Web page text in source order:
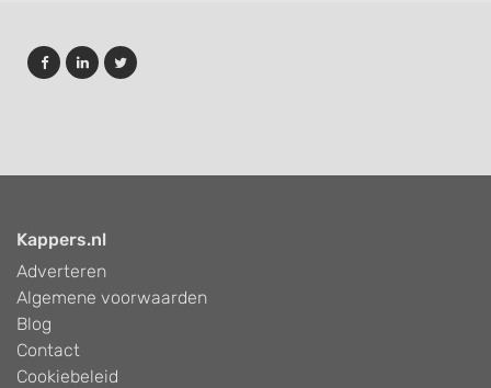
Kappers.nl
Adverteren
Algemene voorwaarden
Blog
Contact
Cookiebeleid